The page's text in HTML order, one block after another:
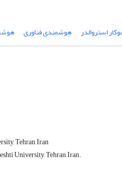
استروالدر هوشمندی فناوری
Tehran, Iran
University, Tehran, Iran.